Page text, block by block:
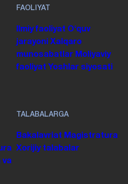
FAOLIYAT
Ilmiy faoliyat Oʻquv
jarayoni
Xalqaro
munosabatlar Moliyaviy
faoliyat Yoshlar siyosati
va
TALABALARGA
Bakalavriat Magistratura
Xorijiy talabalar